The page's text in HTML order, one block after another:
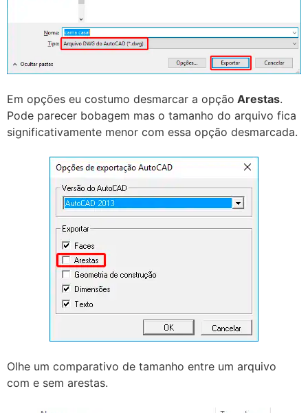
Em opções eu costumo desmarcar a opção Arestas.
Pode parecer bobagem mas o tamanho do arquivo fica
significativamente menor com essa opção desmarcada.
Olhe um comparativo de tamanho entre um arquivo
com e sem arestas.